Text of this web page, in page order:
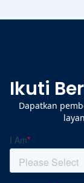
Ikuti
Dapatkan